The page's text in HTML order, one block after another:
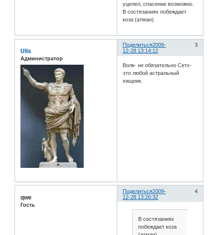
уцелел, спасение возможно.
В состязаниях побеждает
коза (атман).
Поделиться 3
2009-
12-28 13:14:12
Ulis
Администратор
Волк- не обязательно Сетх-
это любой астральный
хищник.
Поделиться 4
2009-
12-28 13:20:32
qwe
Гость
В состязаниях
побеждает коза